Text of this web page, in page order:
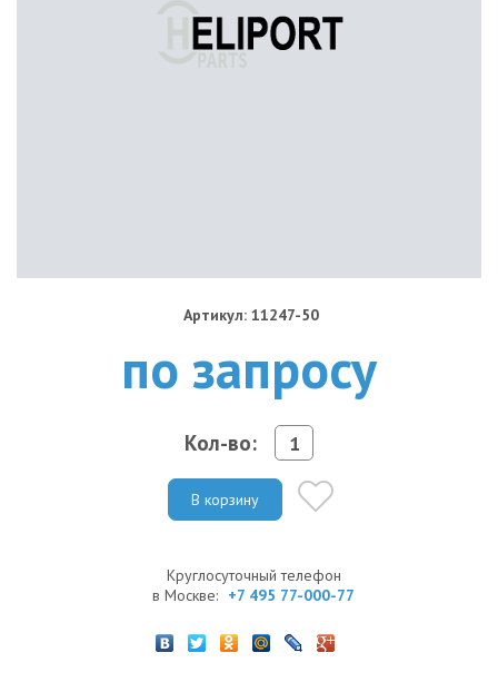
Артикул: 11247-50
по запросу
Кол-во:
В корзину
Круглосуточный телефон
в Москве: +7 495 77-000-77